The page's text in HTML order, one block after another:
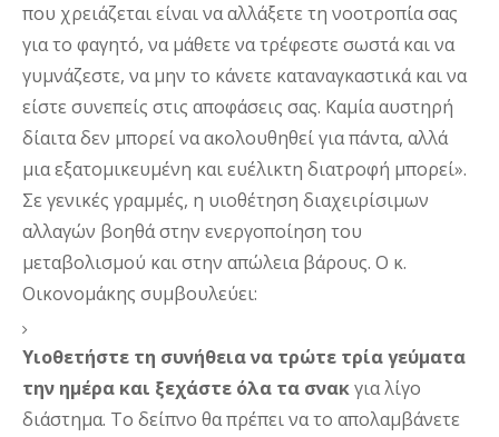
που χρειάζεται είναι να αλλάξετε τη νοοτροπία σας
για το φαγητό, να μάθετε να τρέφεστε σωστά και να
γυμνάζεστε, να μην το κάνετε καταναγκαστικά και να
είστε συνεπείς στις αποφάσεις σας. Καμία αυστηρή
δίαιτα δεν μπορεί να ακολουθηθεί για πάντα, αλλά
μια εξατομικευμένη και ευέλικτη διατροφή μπορεί».
Σε γενικές γραμμές, η υιοθέτηση διαχειρίσιμων
αλλαγών βοηθά στην ενεργοποίηση του
μεταβολισμού και στην απώλεια βάρους. Ο κ.
Οικονομάκης συμβουλεύει:
Υιοθετήστε τη συνήθεια να τρώτε τρία γεύματα
την ημέρα και ξεχάστε όλα τα σνακ για λίγο
διάστημα. Το δείπνο θα πρέπει να το απολαμβάνετε